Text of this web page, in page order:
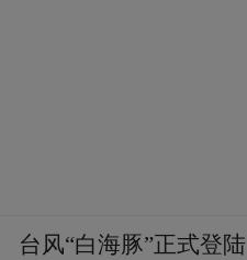
台风“白海豚”正式登陆